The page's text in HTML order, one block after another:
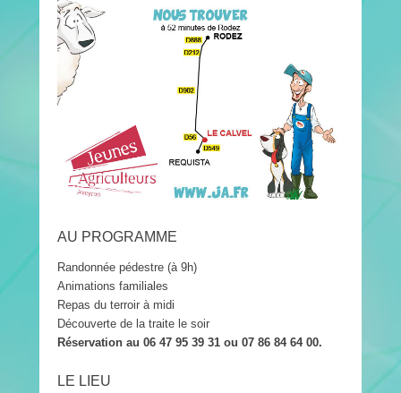
AU PROGRAMME
Randonnée pédestre (à 9h)
Animations familiales
Repas du terroir à midi
Découverte de la traite le soir
Réservation au 06 47 95 39 31 ou 07 86 84 64 00.
LE LIEU